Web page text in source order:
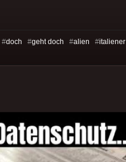
#doch #geht doch #alien #italiener